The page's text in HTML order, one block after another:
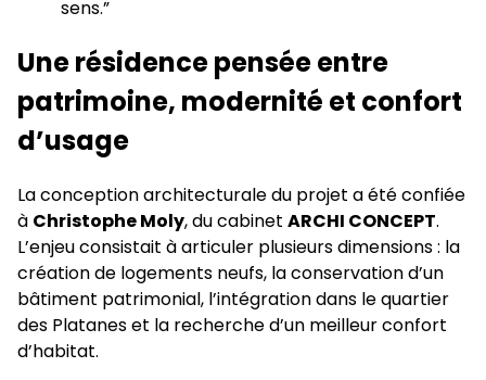
sens.”
Une résidence pensée entre
patrimoine, modernité et confort
d’usage
La conception architecturale du projet a été confiée
à Christophe Moly, du cabinet ARCHI CONCEPT.
L’enjeu consistait à articuler plusieurs dimensions : la
création de logements neufs, la conservation d’un
bâtiment patrimonial, l’intégration dans le quartier
des Platanes et la recherche d’un meilleur confort
d’habitat.